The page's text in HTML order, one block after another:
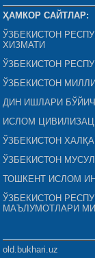
ҲАМКОР САЙТЛАР:
ЎЗБЕКИСТОН
ХИЗМАТИ
ЎЗБЕКИСТОН
ЎЗБЕКИСТОН
ДИН ИШЛАРИ
ИСЛОМ
ЎЗБЕКИСТОН
ЎЗБЕКИСТОН
ТОШКЕНТ ИСЛОМ
ЎЗБЕКИСТОН
МАЪЛУМОТЛАРИ
old.bukhari.uz